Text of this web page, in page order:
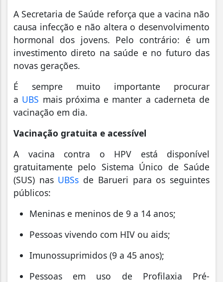
A Secretaria de Saúde reforça que a vacina não
causa infecção e não altera o desenvolvimento
hormonal dos jovens. Pelo contrário: é um
investimento direto na saúde e no futuro das
novas gerações.
É sempre muito importante procurar
a UBS mais próxima e manter a caderneta de
vacinação em dia.
Vacinação gratuita e acessível
A vacina contra o HPV está disponível
gratuitamente pelo Sistema Único de Saúde
(SUS) nas UBSs de Barueri para os seguintes
públicos:
Meninas e meninos de 9 a 14 anos;
Pessoas vivendo com HIV ou aids;
Imunossuprimidos (9 a 45 anos);
Pessoas em uso de Profilaxia Pré-